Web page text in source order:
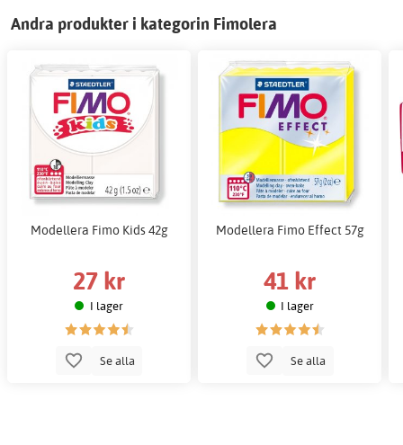
Andra produkter i kategorin Fimolera
Modellera Fimo Kids 42g
27 kr
I lager
Se alla
Modellera Fimo Effect 57g
41 kr
I lager
Se alla